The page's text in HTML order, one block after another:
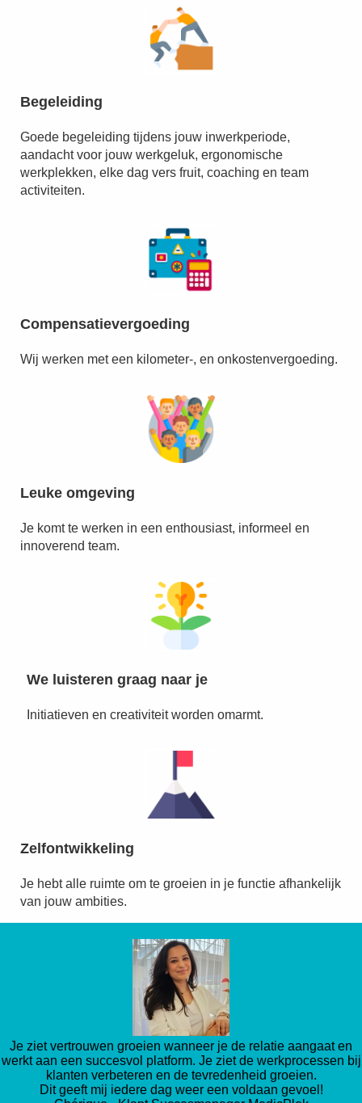
Begeleiding
Goede begeleiding tijdens jouw inwerkperiode,
aandacht voor jouw werkgeluk, ergonomische
werkplekken, elke dag vers fruit, coaching en team
activiteiten.
Compensatievergoeding
Wij werken met een kilometer-, en onkostenvergoeding.
Leuke omgeving
Je komt te werken in een enthousiast, informeel en
innoverend team.
We luisteren graag naar je
Initiatieven en creativiteit worden omarmt.
Zelfontwikkeling
Je hebt alle ruimte om te groeien in je functie afhankelijk
van jouw ambities.
Je ziet vertrouwen groeien wanneer je de relatie aangaat en
werkt aan een succesvol platform. Je ziet de werkprocessen bij
klanten verbeteren en de tevredenheid groeien.
Dit geeft mij iedere dag weer een voldaan gevoel!